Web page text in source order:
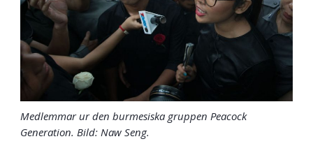
Medlemmar ur den burmesiska gruppen Peacock
Generation. Bild: Naw Seng.